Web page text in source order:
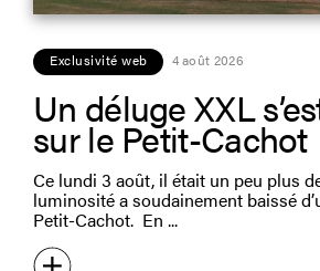
Exclusivité web 4 août 2026
Un déluge XXL
sur le Petit-Cachot
Ce lundi 3 août, il était un peu plus
luminosité a soudainement baissé
Petit-Cachot. En